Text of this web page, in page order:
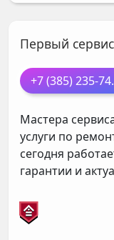
Первый
+7 (385) 235-74
Мастера
услуги по
сегодня
гарантии и